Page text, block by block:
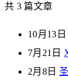
共 3 篇文章
10月13日
7月21日
2月8日